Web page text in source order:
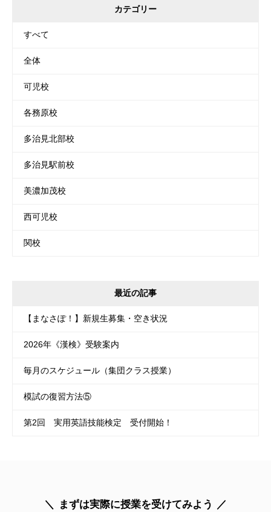
カテゴリー
すべて
全体
可児校
各務原校
多治見北部校
多治見駅前校
美濃加茂校
西可児校
関校
最近の記事
【まなさぽ！】新規生募集・空き状況
2026年《漢検》受験案内
毎月のスケジュール（集団クラス授業）
模試の復習方法⑤
第2回 実用英語技能検定 受付開始！
まずは実際に授業を受けてみよう